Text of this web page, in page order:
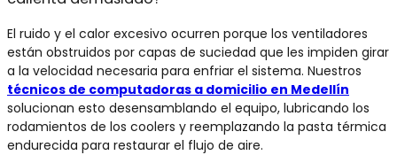
El ruido y el calor excesivo ocurren porque los ventiladores
están obstruidos por capas de suciedad que les impiden girar
a la velocidad necesaria para enfriar el sistema. Nuestros
técnicos de computadoras a domicilio en Medellín
solucionan esto desensamblando el equipo, lubricando los
rodamientos de los coolers y reemplazando la pasta térmica
endurecida para restaurar el flujo de aire.